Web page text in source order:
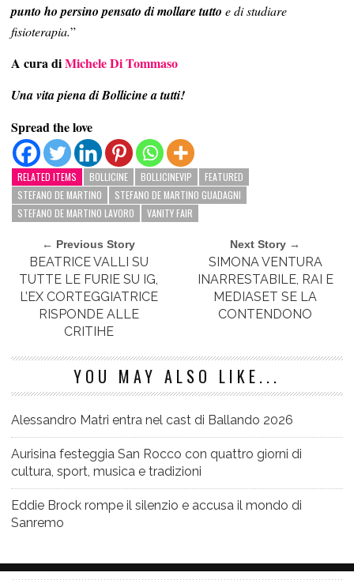
punto ho persino pensato di mollare tutto e di studiare
fisioterapia.”
A cura diMichele Di Tommaso
Una vita piena di Bollicine a tutti!
Spread the love
RELATED ITEMS BOLLICINE BOLLICINEVIP
FEATURED
STEFANO DE MARTINO
STEFANO DE MARTINO GUADAGNI
STEFANO DE MARTINO LAVORO
VANITY FAIR
← Previous Story
BEATRICE VALLI SU
TUTTE LE FURIE SU IG,
L’EX CORTEGGIATRICE
RISPONDE ALLE
CRITIHE
Next Story →
SIMONA VENTURA
INARRESTABILE, RAI E
MEDIASET SE LA
CONTENDONO
YOU MAY ALSO LIKE...
Alessandro Matri entra nel cast di Ballando 2026
Aurisina festeggia San Rocco con quattro giorni di
cultura, sport, musica e tradizioni
Eddie Brock rompe il silenzio e accusa il mondo di
Sanremo